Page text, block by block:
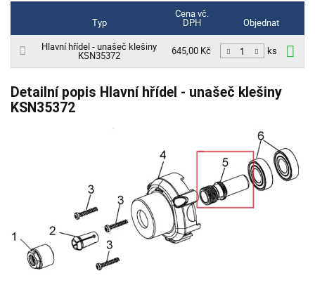
Typ
Cena vč.
DPH
Objednat
Hlavní hřídel - unašeč klešiny
KSN35372 645,00 Kč ks
Detailní popis Hlavní hřídel - unašeč klešiny
KSN35372